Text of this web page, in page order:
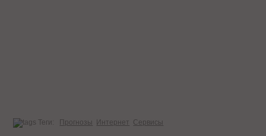
Теги: Прогнозы Интернет Сервисы